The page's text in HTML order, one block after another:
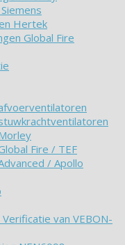
Hertek
Global Fire
Fire / TEF
/ Apollo
van VEBON-